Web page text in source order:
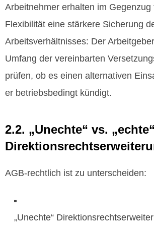
Arbeitnehmer erhalten im Gegenzug
Flexibilität eine stärkere Sicherung
Arbeitsverhältnisses: Der
Umfang der vereinbarten
prüfen, ob es einen alternativen
er betriebsbedingt kündigt.
2.2. „Unechte“ vs. „echte“
AGB‑rechtlich ist zu unterscheiden:
„Unechte“